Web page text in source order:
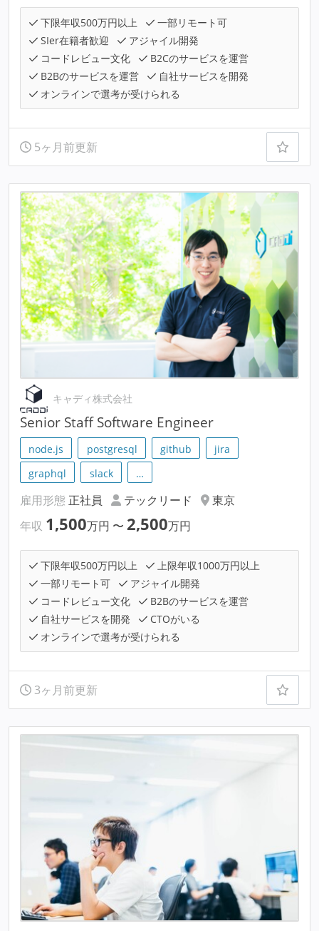
下限年収500万円以上
一部リモート可
SIer在籍者歓迎
アジャイル開発
コードレビュー文化
B2Cのサービスを運営
B2Bのサービスを運営
自社サービスを開発
オンラインで選考が受けられる
5ヶ月前更新
キャディ株式会社
Senior Staff Software Engineer
node.js postgresql github
jira
graphql
slack …
雇用形態 正社員 テックリード
東京
年収 1,500万円 〜 2,500万円
下限年収500万円以上
上限年収1000万円以上
一部リモート可
アジャイル開発
コードレビュー文化
B2Bのサービスを運営
自社サービスを開発
CTOがいる
オンラインで選考が受けられる
3ヶ月前更新